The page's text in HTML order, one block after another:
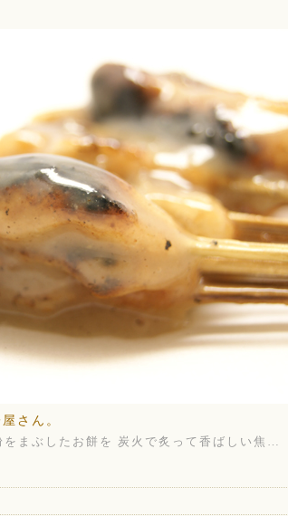
さん。
をまぶしたお餅を 炭火で炙って香ばしい焦…